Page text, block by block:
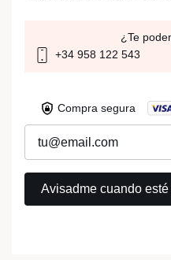
¿Te
+34 958 122 543
Compra segura